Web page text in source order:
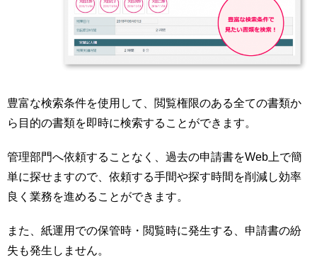
豊富な検索条件を使用して、閲覧権限のある全ての書類か
ら目的の書類を即時に検索することができます。
管理部門へ依頼することなく、過去の申請書をWeb上で簡
単に探せますので、依頼する手間や探す時間を削減し効率
良く業務を進めることができます。
また、紙運用での保管時・閲覧時に発生する、申請書の紛
失も発生しません。